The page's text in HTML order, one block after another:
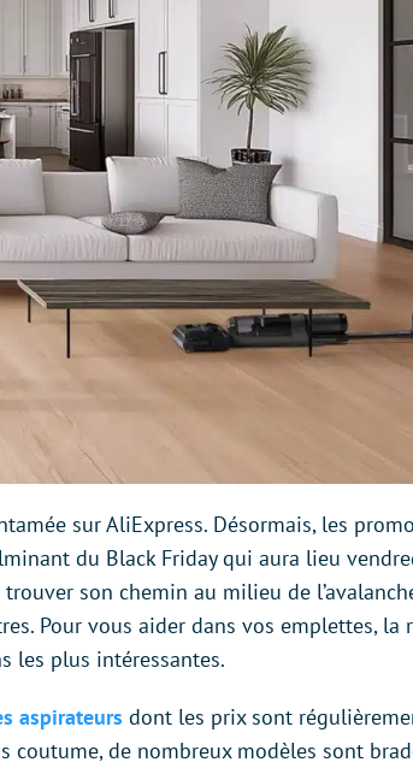
sur AliExpress. Désormais, les
du Black Friday qui aura lieu
son chemin au milieu de
Pour vous aider dans vos emplettes, la
les plus intéressantes.
aspirateurs dont les prix sont
coutume, de nombreux modèles sont